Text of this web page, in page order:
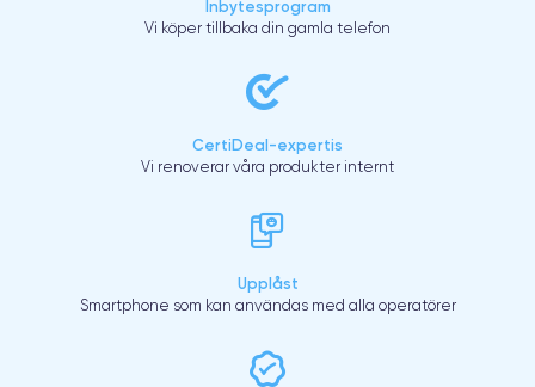
Inbytesprogram
Vi köper tillbaka din gamla telefon
CertiDeal-expertis
Vi renoverar våra produkter internt
Upplåst
Smartphone som kan användas med alla operatörer